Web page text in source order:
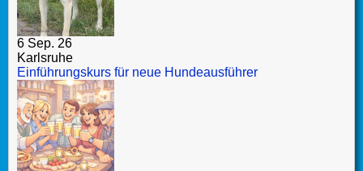
6 Sep. 26
Karlsruhe
Einführungskurs für neue Hundeausführer